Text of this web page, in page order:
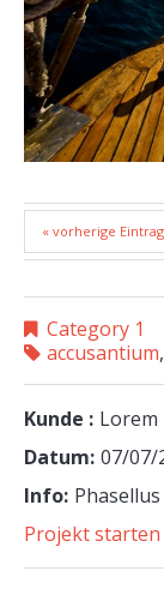
« vorherige Eintrag
Category 1
accusantium,
Kunde : Lorem
Datum: 07/07/
Info:
Projekt starten